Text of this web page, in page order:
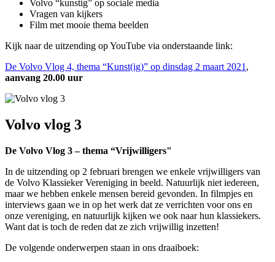
Volvo “kunstig” op sociale media
Vragen van kijkers
Film met mooie thema beelden
Kijk naar de uitzending op YouTube via onderstaande link:
De Volvo Vlog 4, thema “Kunst(ig)” op dinsdag 2 maart 2021 ,
aanvang 20.00 uur
Volvo vlog 3
De Volvo Vlog 3 – thema “Vrijwilligers"
In de uitzending op 2 februari brengen we enkele vrijwilligers van
de Volvo Klassieker Vereniging in beeld. Natuurlijk niet iedereen,
maar we hebben enkele mensen bereid gevonden. In filmpjes en
interviews gaan we in op het werk dat ze verrichten voor ons en
onze vereniging, en natuurlijk kijken we ook naar hun klassiekers.
Want dat is toch de reden dat ze zich vrijwillig inzetten!
De volgende onderwerpen staan in ons draaiboek: